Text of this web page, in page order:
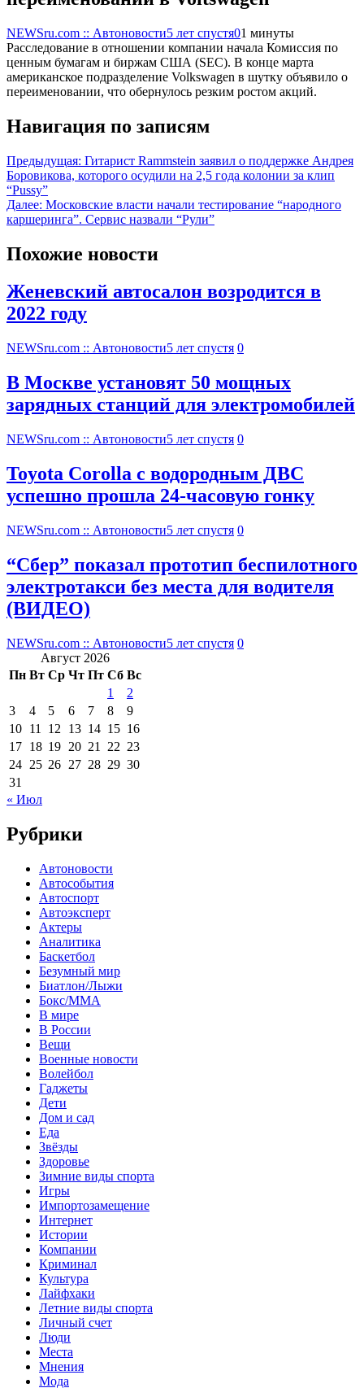
NEWSru.com :: Автоновости5 лет спустя01 минуты
Расследование в отношении компании начала Комиссия по
ценным бумагам и биржам США (SEC). В конце марта
американское подразделение Volkswagen в шутку объявило о
переименовании, что обернулось резким ростом акций.
Навигация по записям
Предыдущая: Гитарист Rammstein заявил о поддержке Андрея
Боровикова, которого осудили на 2,5 года колонии за клип
“Pussy”
Далее: Московские власти начали тестирование “народного
каршеринга”. Сервис назвали “Рули”
Похожие новости
Женевский автосалон возродится в
2022 году
NEWSru.com :: Автоновости5 лет спустя 0
В Москве установят 50 мощных
зарядных станций для электромобилей
NEWSru.com :: Автоновости5 лет спустя 0
Toyota Corolla с водородным ДВС
успешно прошла 24-часовую гонку
NEWSru.com :: Автоновости5 лет спустя 0
“Сбер” показал прототип беспилотного
электротакси без места для водителя
(ВИДЕО)
NEWSru.com :: Автоновости5 лет спустя 0
Август 2026
Пн Вт Ср Чт Пт Сб Вс
1
2
3
4 5 6 7 8
9
10 11 12 13 14 15 16
17 18 19 20 21 22 23
24 25 26 27 28 29 30
31
« Июл
Рубрики
Автоновости
Автособытия
Автоспорт
Автоэксперт
Актеры
Аналитика
Баскетбол
Безумный мир
Биатлон/Лыжи
Бокс/MMA
В мире
В России
Вещи
Военные новости
Волейбол
Гаджеты
Дети
Дом и сад
Еда
Звёзды
Здоровье
Зимние виды спорта
Игры
Импортозамещение
Интернет
Истории
Компании
Криминал
Культура
Лайфхаки
Летние виды спорта
Личный счет
Люди
Места
Мнения
Мода